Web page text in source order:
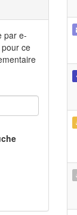
par e-
ce